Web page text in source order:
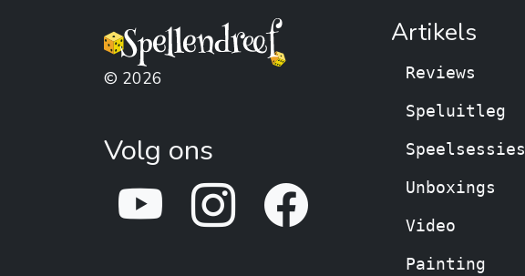
© 2026
Volg ons
Artikels
Reviews
Speluitleg
Speelsessies
Unboxings
Video
Painting